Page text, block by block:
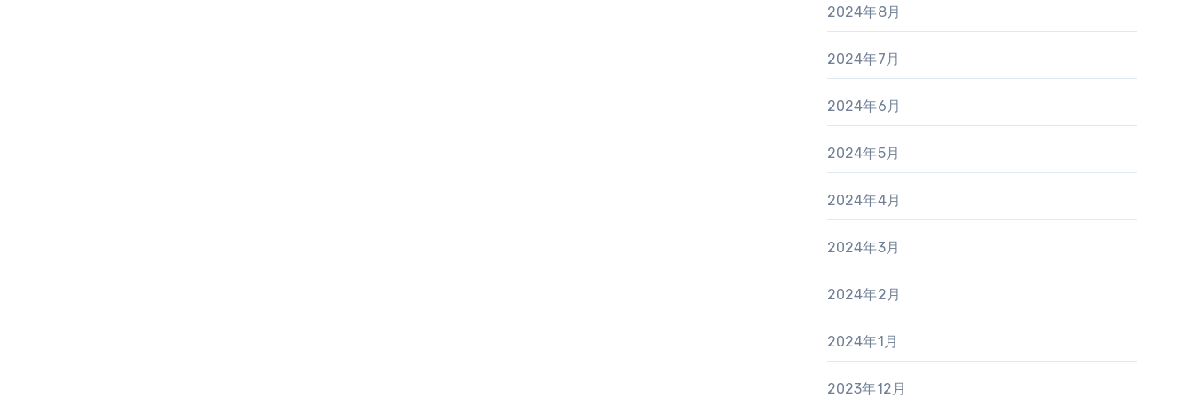
2024年8月
2024年7月
2024年6月
2024年5月
2024年4月
2024年3月
2024年2月
2024年1月
2023年12月